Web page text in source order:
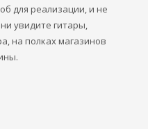
для реализации, и не
увидите гитары,
на полках магазинов